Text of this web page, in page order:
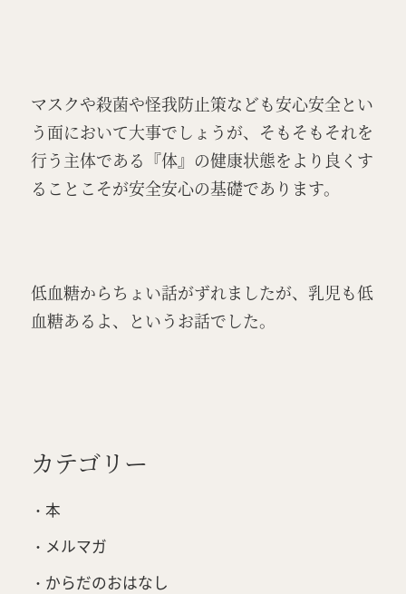
マスクや殺菌や怪我防止策なども安心安全とい
う面において大事でしょうが、そもそもそれを
行う主体である『体』の健康状態をより良くす
ることこそが安全安心の基礎であります。
低血糖からちょい話がずれましたが、乳児も低
血糖あるよ、というお話でした。
カテゴリー
本
メルマガ
からだのおはなし